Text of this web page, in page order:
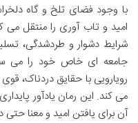
با وجود فضای تلخ و گاه
امید و تاب آوری را منتقل می
شرایط دشوار و طردشدگی،
جامعه ای خاص خود را می
رویارویی با حقایق دردناک،
می کند. این رمان یادآور
آن برای یافتن امید و معنا حتی